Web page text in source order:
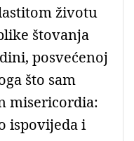
životu
štovanja
posvećenoj
što sam
misericordia:
ispovijeda i